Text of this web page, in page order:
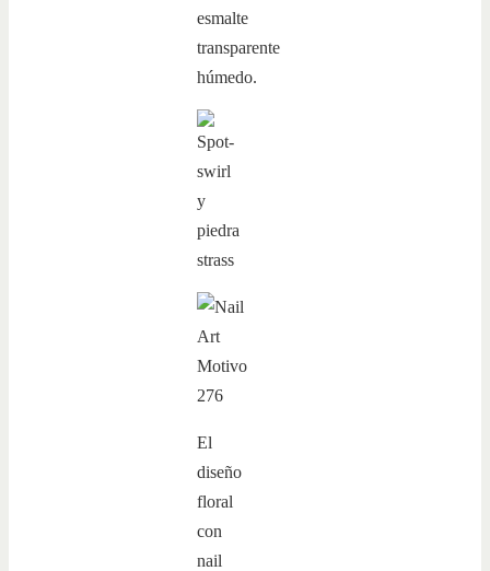
esmalte
transparente
húmedo.
El
diseño
floral
con
nail